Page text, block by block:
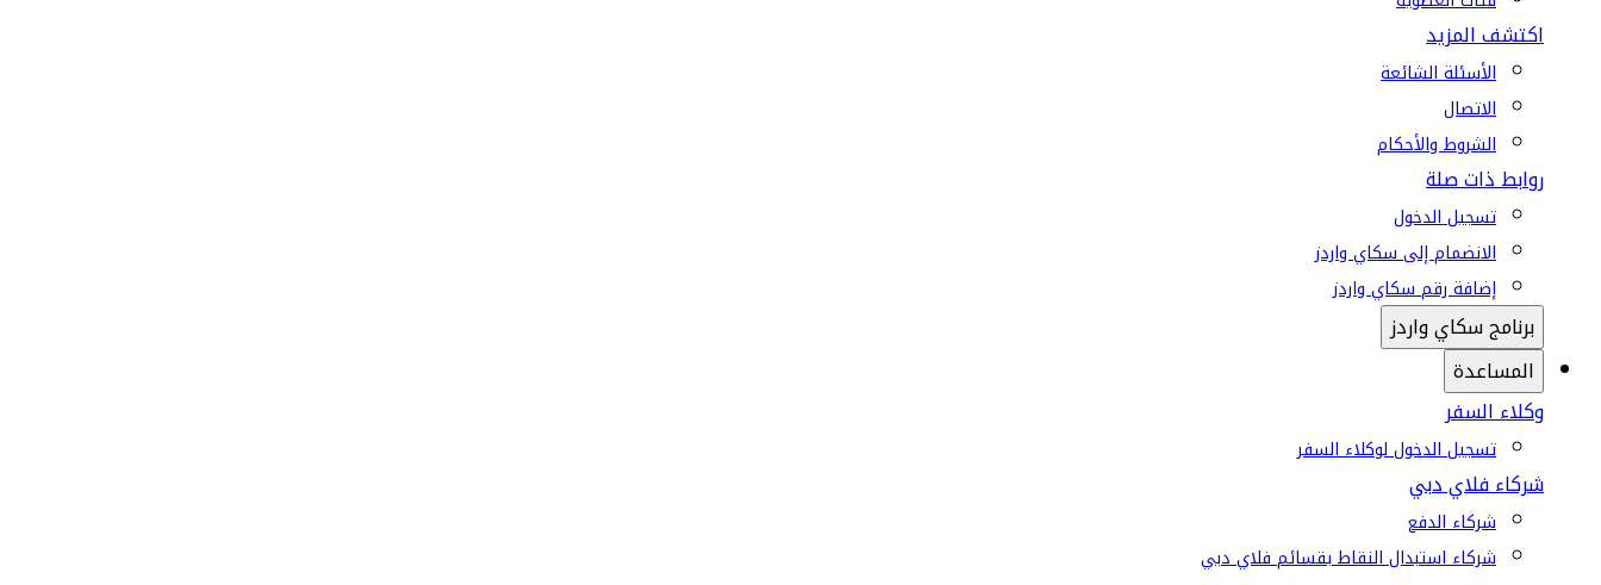
اكتشف المزيد
الأسئلة الشائعة
الاتصال
الشروط والأحكام
روابط ذات صلة
تسجيل الدخول
الانضمام إلى سكاي واردز
إضافة رقم سكاي واردز
برنامج سكاي واردز
المساعدة
وكلاء السفر
تسجيل الدخول لوكلاء السفر
شركاء فلاي دبي
شركاء الدفع
شركاء استبدال النقاط بقسائم فلاي دبي